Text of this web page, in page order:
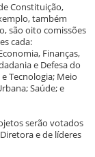
Constituição,
também
são oito comissões
cada:
Finanças,
e Defesa do
Tecnologia; Meio
Saúde; e
serão votados
e de líderes